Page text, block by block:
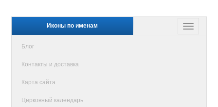
Иконы по именам
Блог
Контакты и доставка
Карта сайта
Церковный календарь